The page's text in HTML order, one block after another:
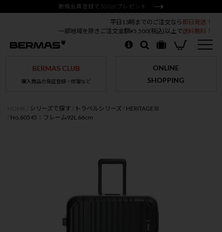
新規会員登録で500ptプレゼント
平日13時までのご注文なら 即日発送！
一部地域を除きご注文金額¥5,500(税込)以上で送料無料！
BERMAS CLUB
購入商品の保証登録・修理など
ONLINE
SHOPPING
シリーズで探す トラベルシリーズ
HERITAGEⅢ
No.60545：フレーム92L 66cm